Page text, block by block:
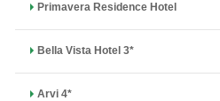
Primavera Residence Hotel
Bella Vista Hotel 3*
Arvi 4*